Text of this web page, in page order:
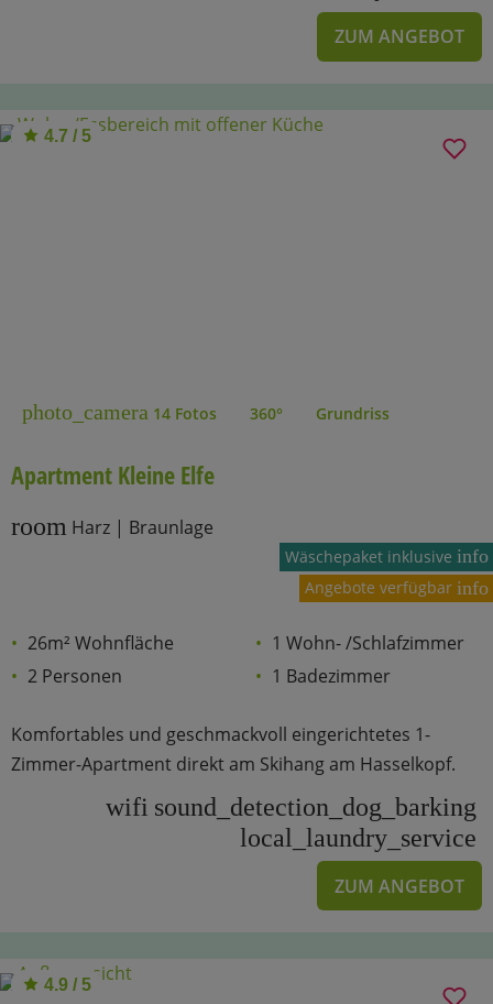
ZUM ANGEBOT
4.7 / 5
photo_camera 14 Fotos 360° Grundriss
Apartment Kleine Elfe
room Harz | Braunlage
Wäschepaket inklusiveinfo
Angebote verfügbar info
26m² Wohnfläche
2 Personen
1 Wohn- /Schlafzimmer
1 Badezimmer
Komfortables und geschmackvoll eingerichtetes 1-
Zimmer-Apartment direkt am Skihang am Hasselkopf.
wifi sound_detection_dog_barking
local_laundry_service
ZUM ANGEBOT
4.9 / 5